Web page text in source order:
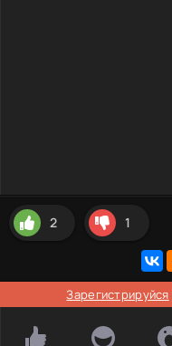
2 1
Зарегистрируйся